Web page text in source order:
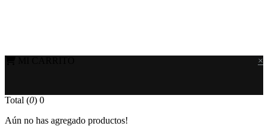
×
Total (0) 0
Aún no has agregado productos!